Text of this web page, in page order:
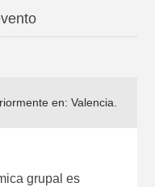
en: Valencia
grupal es